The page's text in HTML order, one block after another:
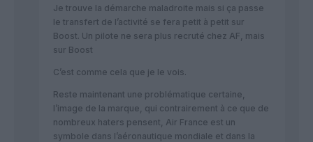
Je trouve la démarche maladroite mais si ça passe
le transfert de l’activité se fera petit à petit sur
Boost. Un pilote ne sera plus recruté chez AF, mais
sur Boost
C’est comme cela que je le vois.
Reste maintenant une problématique certaine,
l’image de la marque, qui contrairement à ce que de
nombreux haters pensent, Air France est un
symbole dans l’aéronautique mondiale et dans la